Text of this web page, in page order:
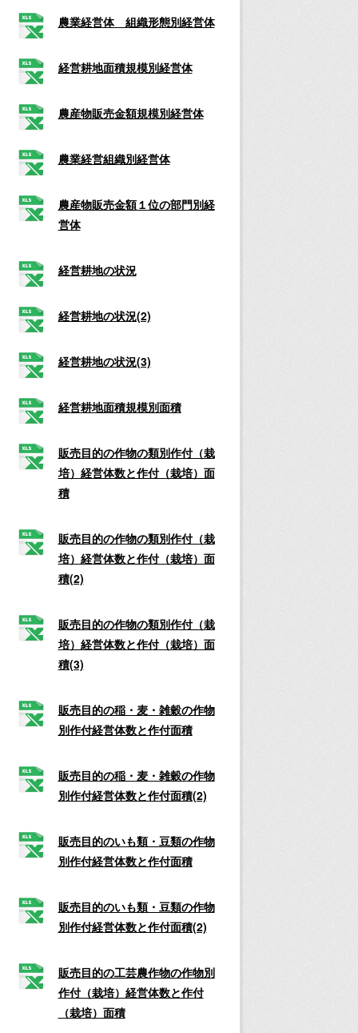
農業経営体 組織形態別経営体
経営耕地面積規模別経営体
農産物販売金額規模別経営体
農業経営組織別経営体
農産物販売金額１位の部門別経
営体
経営耕地の状況
経営耕地の状況(2)
経営耕地の状況(3)
経営耕地面積規模別面積
販売目的の作物の類別作付（栽
培）経営体数と作付（栽培）面
積
販売目的の作物の類別作付（栽
培）経営体数と作付（栽培）面
積(2)
販売目的の作物の類別作付（栽
培）経営体数と作付（栽培）面
積(3)
販売目的の稲・麦・雑穀の作物
別作付経営体数と作付面積
販売目的の稲・麦・雑穀の作物
別作付経営体数と作付面積(2)
販売目的のいも類・豆類の作物
別作付経営体数と作付面積
販売目的のいも類・豆類の作物
別作付経営体数と作付面積(2)
販売目的の工芸農作物の作物別
作付（栽培）経営体数と作付
（栽培）面積